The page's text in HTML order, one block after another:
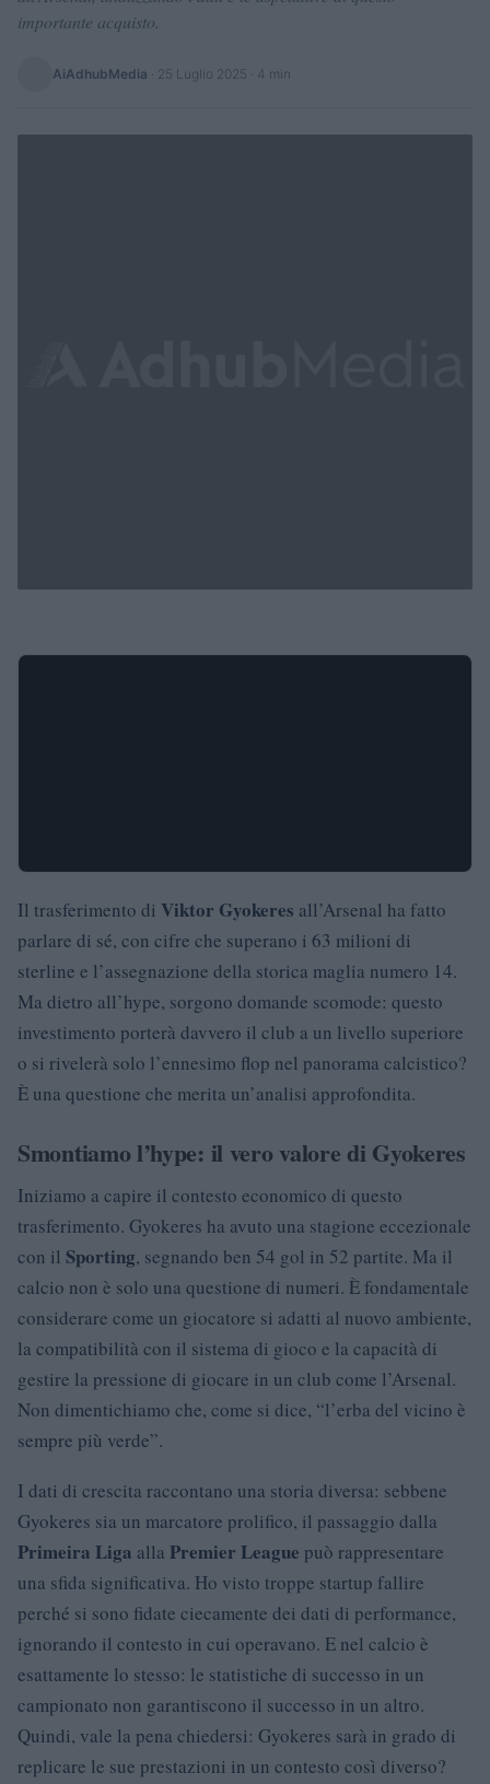
importante acquisto.
AiAdhubMedia 25 Luglio 2025 · 4 min
Il trasferimento di Viktor Gyokeres all’Arsenal ha fatto
parlare di sé, con cifre che superano i 63 milioni di
sterline e l’assegnazione della storica maglia numero 14.
Ma dietro all’hype, sorgono domande scomode: questo
investimento porterà davvero il club a un livello superiore
o si rivelerà solo l’ennesimo flop nel panorama calcistico?
È una questione che merita un’analisi approfondita.
Smontiamo l’hype: il vero valore di Gyokeres
Iniziamo a capire il contesto economico di questo
trasferimento. Gyokeres ha avuto una stagione eccezionale
con il Sporting, segnando ben 54 gol in 52 partite. Ma il
calcio non è solo una questione di numeri. È fondamentale
considerare come un giocatore si adatti al nuovo ambiente,
la compatibilità con il sistema di gioco e la capacità di
gestire la pressione di giocare in un club come l’Arsenal.
Non dimentichiamo che, come si dice, “l’erba del vicino è
sempre più verde”.
I dati di crescita raccontano una storia diversa: sebbene
Gyokeres sia un marcatore prolifico, il passaggio dalla
Primeira Liga alla Premier League può rappresentare
una sfida significativa. Ho visto troppe startup fallire
perché si sono fidate ciecamente dei dati di performance,
ignorando il contesto in cui operavano. E nel calcio è
esattamente lo stesso: le statistiche di successo in un
campionato non garantiscono il successo in un altro.
Quindi, vale la pena chiedersi: Gyokeres sarà in grado di
replicare le sue prestazioni in un contesto così diverso?